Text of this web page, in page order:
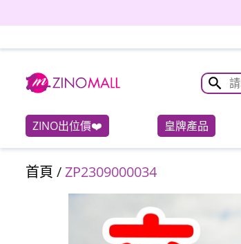
ZINO出位價❤️ 皇牌產品
首頁 /ZP2309000034